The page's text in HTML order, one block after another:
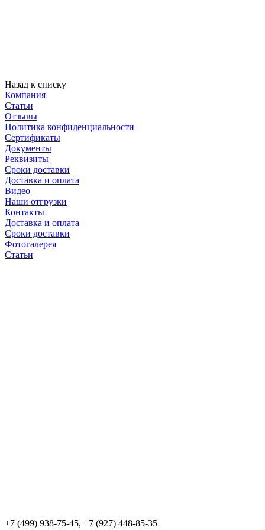
Назад к списку
Компания
Статьи
Отзывы
Политика конфиденциальности
Сертификаты
Документы
Реквизиты
Сроки доставки
Доставка и оплата
Видео
Наши отгрузки
Контакты
Доставка и оплата
Сроки доставки
Фотогалерея
Статьи
+7 (499) 938-75-45, +7 (927) 448-85-35